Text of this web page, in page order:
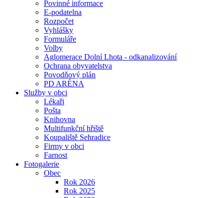
Povinné informace
E-podatelna
Rozpočet
Vyhlášky
Formuláře
Volby
Aglomerace Dolní Lhota - odkanalizování
Ochrana obyvatelstva
Povodňový plán
PD ARÉNA
Služby v obci
Lékaři
Pošta
Knihovna
Multifunkční hřiště
Koupaliště Sehradice
Firmy v obci
Farnost
Fotogalerie
Obec
Rok 2026
Rok 2025